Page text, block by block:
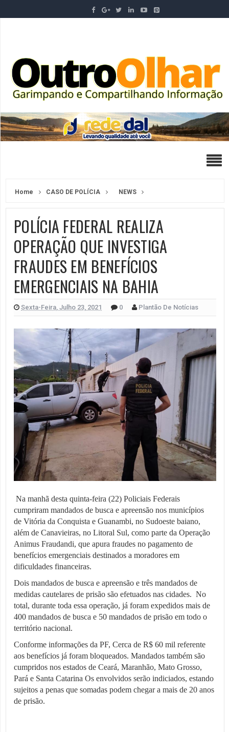
Home CASO DE POLÍCIA NEWS
POLÍCIA FEDERAL REALIZA
OPERAÇÃO QUE INVESTIGA
FRAUDES EM BENEFÍCIOS
EMERGENCIAIS NA BAHIA
Sexta-Feira, Julho 23, 2021 0 Plantão De Notícias
Na manhã desta quinta-feira (22) Policiais Federais
cumpriram mandados de busca e apreensão nos municípios
de Vitória da Conquista e Guanambi, no Sudoeste baiano,
além de Canavieiras, no Litoral Sul, como parte da Operação
Animus Fraudandi, que apura fraudes no pagamento de
benefícios emergenciais destinados a moradores em
dificuldades financeiras.
Dois mandados de busca e apreensão e três mandados de
medidas cautelares de prisão são efetuados nas cidades. No
total, durante toda essa operação, já foram expedidos mais de
400 mandados de busca e 50 mandados de prisão em todo o
território nacional.
Conforme informações da PF, Cerca de R$ 60 mil referente
aos benefícios já foram bloqueados. Mandados também são
cumpridos nos estados de Ceará, Maranhão, Mato Grosso,
Pará e Santa Catarina Os envolvidos serão indiciados, estando
sujeitos a penas que somadas podem chegar a mais de 20 anos
de prisão.